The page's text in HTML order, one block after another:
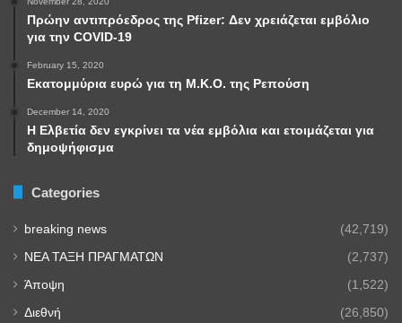
Πρώην αντιπρόεδρος της Pfizer: Δεν χρειάζεται εμβόλιο
για την COVID-19
February 15, 2020
Εκατομμύρια ευρώ για τη Μ.Κ.Ο. της Ρεπούση
December 14, 2020
Η Ελβετία δεν εγκρίνει τα νέα εμβόλια και ετοιμάζεται για
δημοψήφισμα
Categories
breaking news (42,719)
NEA TAΞΗ ΠΡΑΓΜΑΤΩΝ (2,737)
Άποψη (1,522)
Διεθνή (26,850)